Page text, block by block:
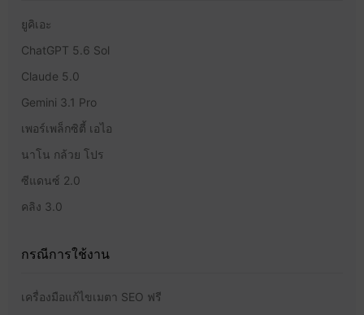
ยูคิเอะ
ChatGPT 5.6 Sol
Claude 5.0
Gemini 3.1 Pro
เพอร์เพล็กซิตี้ เอไอ
นาโน กล้วย โปร
ซีแดนซ์ 2.0
คลิง 3.0
กรณีการใช้งาน
เครื่องมือแก้ไขเมตา SEO ฟรี